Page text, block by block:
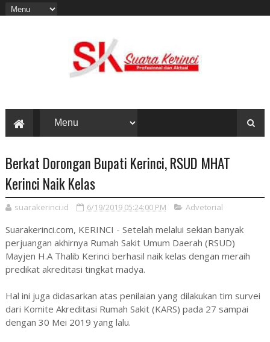
Berkat Dorongan Bupati Kerinci, RSUD MHAT
Kerinci Naik Kelas
suarakerinci.id 6/19/2019 05:24:00 PM Advetorial
Suarakerinci.com, KERINCI - Setelah melalui sekian banyak
perjuangan akhirnya Rumah Sakit Umum Daerah (RSUD)
Mayjen H.A Thalib Kerinci berhasil naik kelas dengan meraih
predikat akreditasi tingkat madya.
Hal ini juga didasarkan atas penilaian yang dilakukan tim survei
dari Komite Akreditasi Rumah Sakit (KARS) pada 27 sampai
dengan 30 Mei 2019 yang lalu.